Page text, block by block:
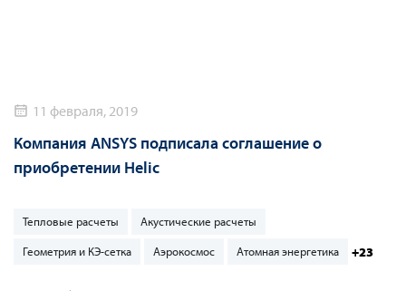
11 февраля, 2019
Компания ANSYS подписала соглашение о
приобретении Helic
Тепловые расчеты Акустические расчеты
Геометрия и КЭ-сетка Аэрокосмос Атомная энергетика +23